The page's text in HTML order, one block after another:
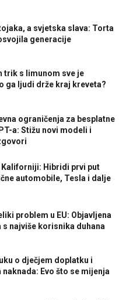
a svjetska slava: Torta
generacije
trik s limunom sve je
ga ljudi drže kraj kreveta?
ograničenja za besplatne
a: Stižu novi modeli i
Hibridi prvi put
automobile, Tesla i dalje
problem u EU: Objavljena
s najviše korisnika duhana
o dječjem doplatku i
Evo što se mijenja